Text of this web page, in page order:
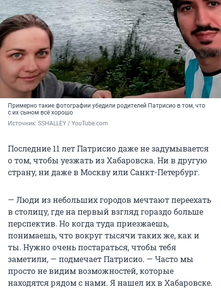
Примерно такие фотографии убедили родителей Патрисио в том, что
с их сыном всё хорошо
Источник: SSHALLEY / YouTube.com
Последние 11 лет Патрисио даже не задумывается
о том, чтобы уезжать из Хабаровска. Ни в другую
страну, ни даже в Москву или Санкт-Петербург.
— Люди из небольших городов мечтают переехать
в столицу, где на первый взгляд гораздо больше
перспектив. Но когда туда приезжаешь,
понимаешь, что вокруг тысячи таких же, как и
ты. Нужно очень постараться, чтобы тебя
заметили, — подмечает Патрисио. — Часто мы
просто не видим возможностей, которые
находятся рядом с нами. Я нашел их в Хабаровске.